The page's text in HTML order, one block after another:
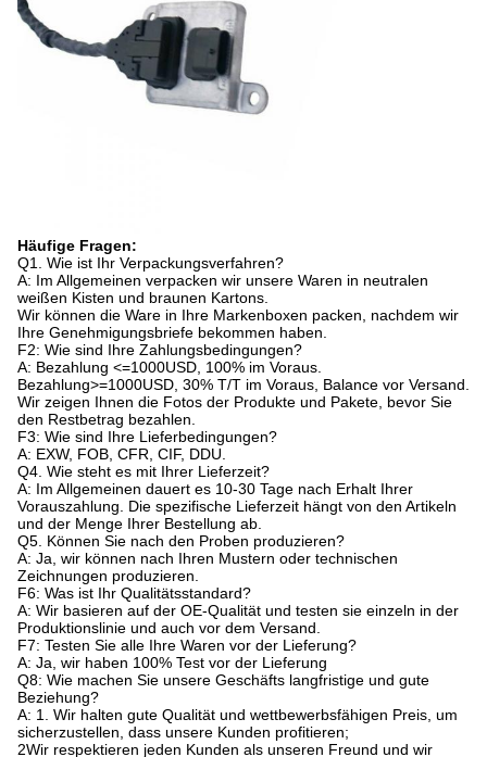
Häufige Fragen:
Q1. Wie ist Ihr Verpackungsverfahren?
A: Im Allgemeinen verpacken wir unsere Waren in neutralen
weißen Kisten und braunen Kartons.
Wir können die Ware in Ihre Markenboxen packen, nachdem wir
Ihre Genehmigungsbriefe bekommen haben.
F2: Wie sind Ihre Zahlungsbedingungen?
A: Bezahlung <=1000USD, 100% im Voraus.
Bezahlung>=1000USD, 30% T/T im Voraus, Balance vor Versand.
Wir zeigen Ihnen die Fotos der Produkte und Pakete, bevor Sie
den Restbetrag bezahlen.
F3: Wie sind Ihre Lieferbedingungen?
A: EXW, FOB, CFR, CIF, DDU.
Q4. Wie steht es mit Ihrer Lieferzeit?
A: Im Allgemeinen dauert es 10-30 Tage nach Erhalt Ihrer
Vorauszahlung. Die spezifische Lieferzeit hängt von den Artikeln
und der Menge Ihrer Bestellung ab.
Q5. Können Sie nach den Proben produzieren?
A: Ja, wir können nach Ihren Mustern oder technischen
Zeichnungen produzieren.
F6: Was ist Ihr Qualitätsstandard?
A: Wir basieren auf der OE-Qualität und testen sie einzeln in der
Produktionslinie und auch vor dem Versand.
F7: Testen Sie alle Ihre Waren vor der Lieferung?
A: Ja, wir haben 100% Test vor der Lieferung
Q8: Wie machen Sie unsere Geschäfts langfristige und gute
Beziehung?
A: 1. Wir halten gute Qualität und wettbewerbsfähigen Preis, um
sicherzustellen, dass unsere Kunden profitieren;
2Wir respektieren jeden Kunden als unseren Freund und wir